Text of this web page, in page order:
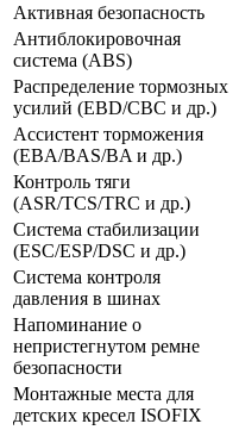
Активная безопасность
Антиблокировочная
система (ABS)
Распределение тормозных
усилий (EBD/CBC и др.)
Ассистент торможения
(EBA/BAS/BA и др.)
Контроль тяги
(ASR/TCS/TRC и др.)
Система стабилизации
(ESC/ESP/DSC и др.)
Система контроля
давления в шинах
Напоминание о
непристегнутом ремне
безопасности
Монтажные места для
детских кресел ISOFIX